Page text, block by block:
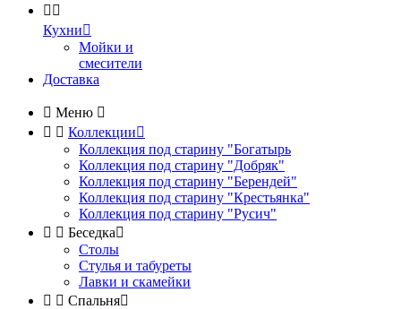
 
Кухни
Мойки и
смесители
Доставка
 Меню 
  Коллекции
Коллекция под старину "Богатырь
Коллекция под старину "Добряк"
Коллекция под старину "Берендей"
Коллекция под старину "Крестьянка"
Коллекция под старину "Русич"
  Беседка
Столы
Стулья и табуреты
Лавки и скамейки
  Спальня